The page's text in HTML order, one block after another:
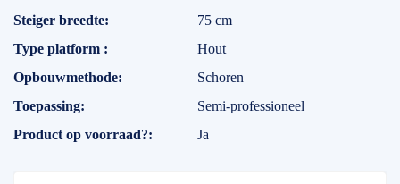
Steiger breedte
75 cm
Type platform
Hout
Opbouwmethode
Schoren
Toepassing
Semi-professioneel
Product op voorraad?
Ja